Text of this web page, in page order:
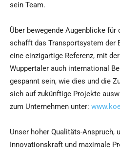
sein Team.
Über bewegende Augenblicke für
schafft das Transportsystem der
eine einzigartige Referenz, mit
Wuppertaler auch international
gespannt sein, wie dies und die
sich auf zukünftige Projekte
zum Unternehmen unter:
Unser hoher Qualitäts-Anspruch,
Innovationskraft und maximale